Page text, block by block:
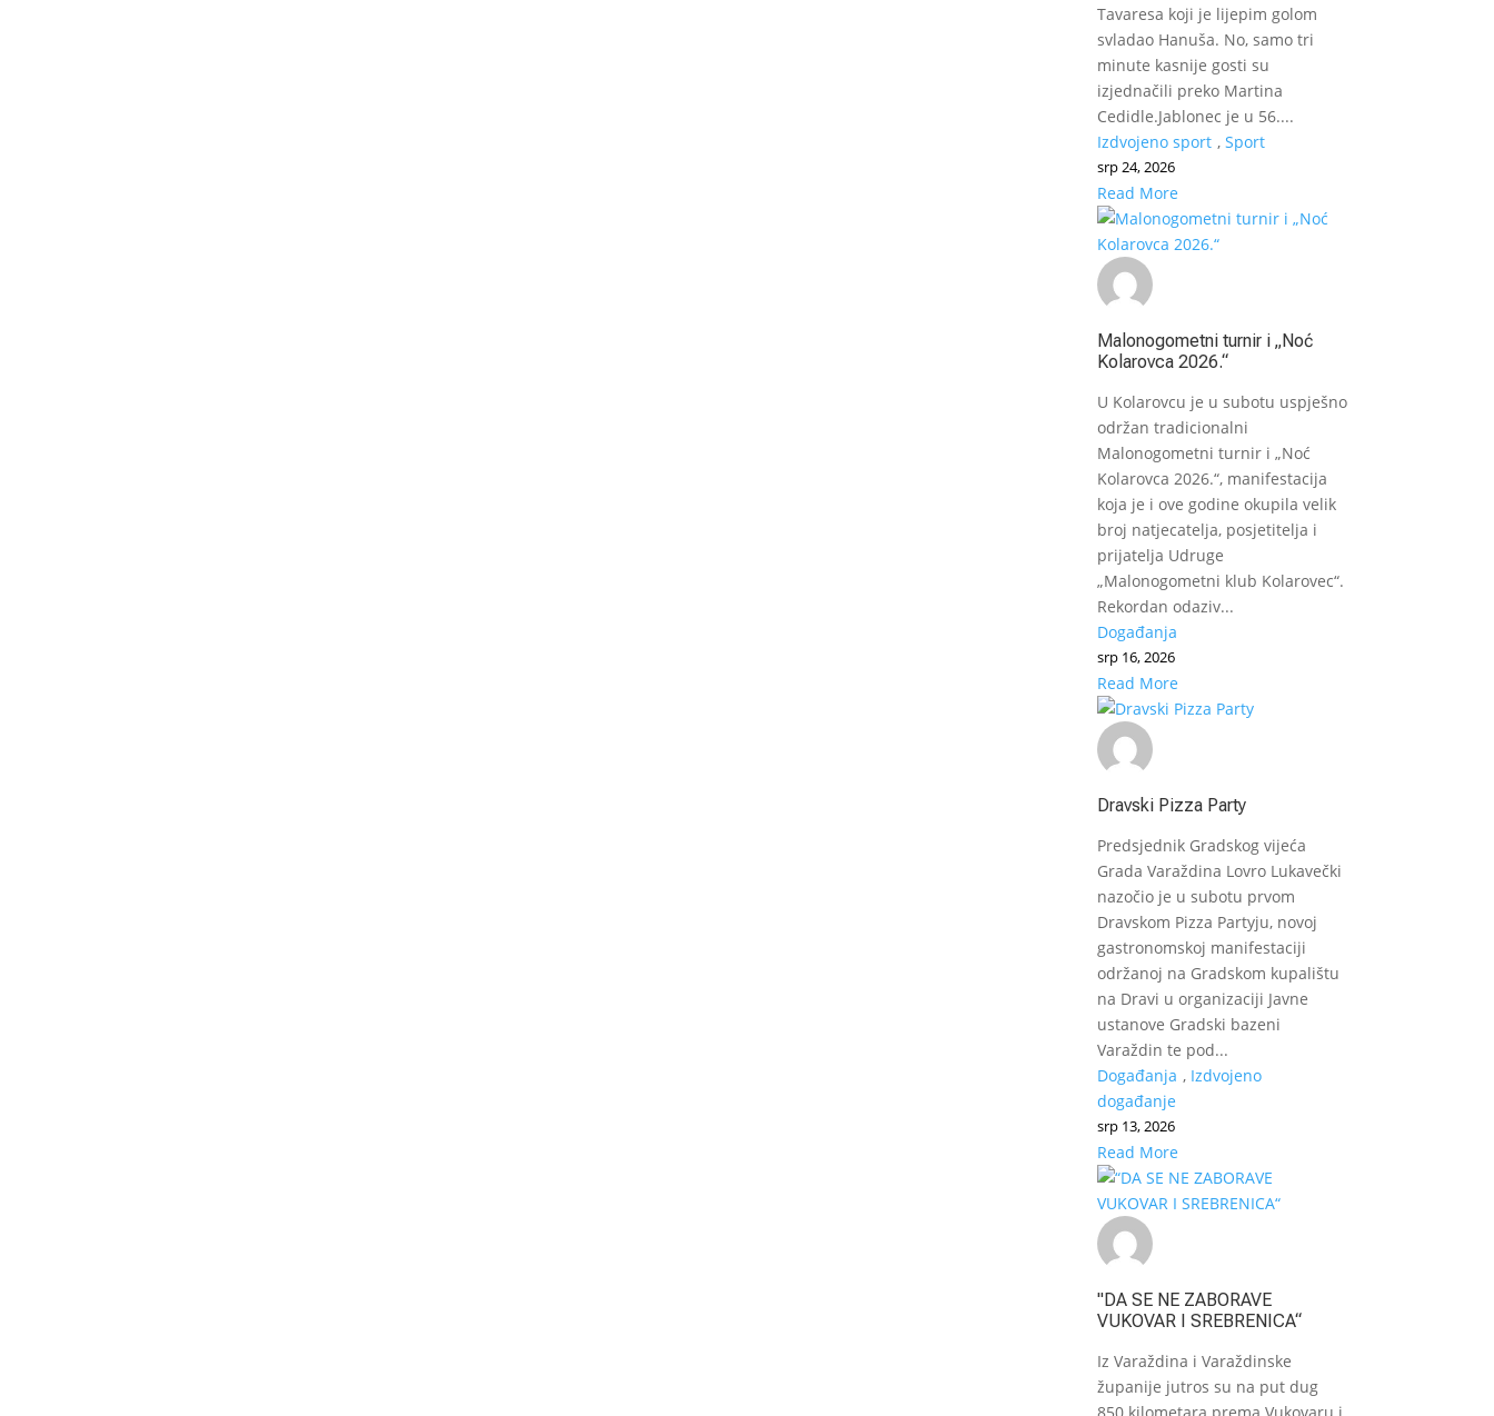
Tavaresa koji je lijepim golom
svladao Hanuša. No, samo tri
minute kasnije gosti su
izjednačili preko Martina
Cedidle.Jablonec je u 56....
Izdvojeno sport , Sport
srp 24, 2026
Read More
Malonogometni turnir i „Noć
Kolarovca 2026.“
U Kolarovcu je u subotu uspješno
održan tradicionalni
Malonogometni turnir i „Noć
Kolarovca 2026.“, manifestacija
koja je i ove godine okupila velik
broj natjecatelja, posjetitelja i
prijatelja Udruge
„Malonogometni klub Kolarovec“.
Rekordan odaziv...
Događanja
srp 16, 2026
Read More
Dravski Pizza Party
Predsjednik Gradskog vijeća
Grada Varaždina Lovro Lukavečki
nazočio je u subotu prvom
Dravskom Pizza Partyju, novoj
gastronomskoj manifestaciji
održanoj na Gradskom kupalištu
na Dravi u organizaciji Javne
ustanove Gradski bazeni
Varaždin te pod...
Događanja , Izdvojeno
događanje
srp 13, 2026
Read More
"DA SE NE ZABORAVE
VUKOVAR I SREBRENICA“
Iz Varaždina i Varaždinske
županije jutros su na put dug